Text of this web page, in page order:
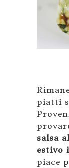
piatti
salsa
estivo
piace